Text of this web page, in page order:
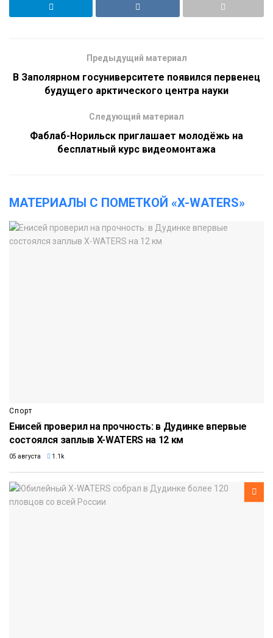
Предыдущий материал
В Заполярном госуниверситете появился первенец
будущего арктического центра науки
Следующий материал
Фаблаб-Норильск приглашает молодёжь на
бесплатный курс видеомонтажа
МАТЕРИАЛЫ С ПОМЕТКОЙ «X-WATERS»
Спорт
Енисей проверил на прочность: в Дудинке впервые
состоялся заплыв X-WATERS на 12 км
05 августа 1.1k